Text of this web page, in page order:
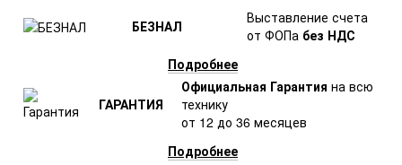
БЕЗНАЛ
Выставление счета
от ФОПа без НДС
Подробнее
ГАРАНТИЯ
Официальная Гарантия на всю
технику
от 12 до 36 месяцев
Подробнее